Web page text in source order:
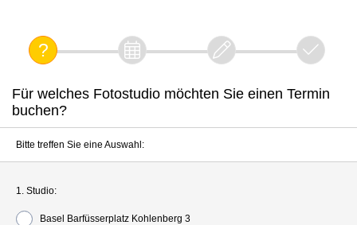
Für welches Fotostudio möchten Sie einen Termin
buchen?
Bitte treffen Sie eine Auswahl:
1. Studio:
Basel Barfüsserplatz Kohlenberg 3